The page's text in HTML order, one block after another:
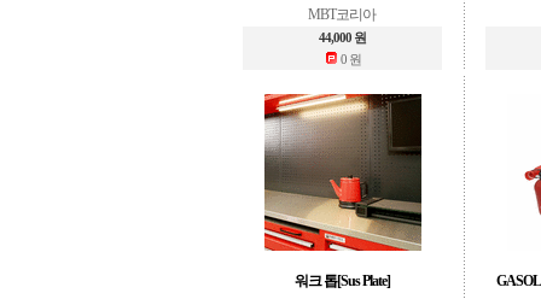
MBT코리아
44,000 원
0 원
워크 톱[Sus Plate]